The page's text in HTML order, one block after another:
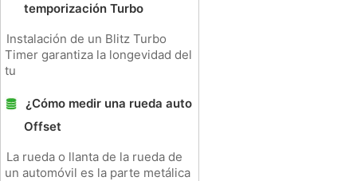
temporización Turbo
Instalación de un Blitz Turbo
Timer garantiza la longevidad del
tu
¿Cómo medir una rueda auto
Offset
La rueda o llanta de la rueda de
un automóvil es la parte metálica